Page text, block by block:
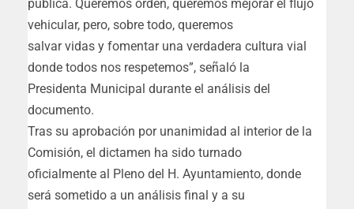
pública. Queremos orden, queremos mejorar el flujo
vehicular, pero, sobre todo, queremos
salvar vidas y fomentar una verdadera cultura vial
donde todos nos respetemos”, señaló la
Presidenta Municipal durante el análisis del
documento.
Tras su aprobación por unanimidad al interior de la
Comisión, el dictamen ha sido turnado
oficialmente al Pleno del H. Ayuntamiento, donde
será sometido a un análisis final y a su